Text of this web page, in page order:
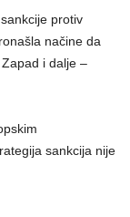
protiv
načine da
i dalje –
sankcija nije